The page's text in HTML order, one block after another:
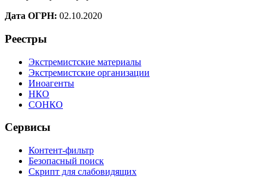
Дата ОГРН: 02.10.2020
Реестры
Экстремистские материалы
Экстремистские организации
Иноагенты
НКО
СОНКО
Сервисы
Контент-фильтр
Безопасный поиск
Скрипт для слабовидящих